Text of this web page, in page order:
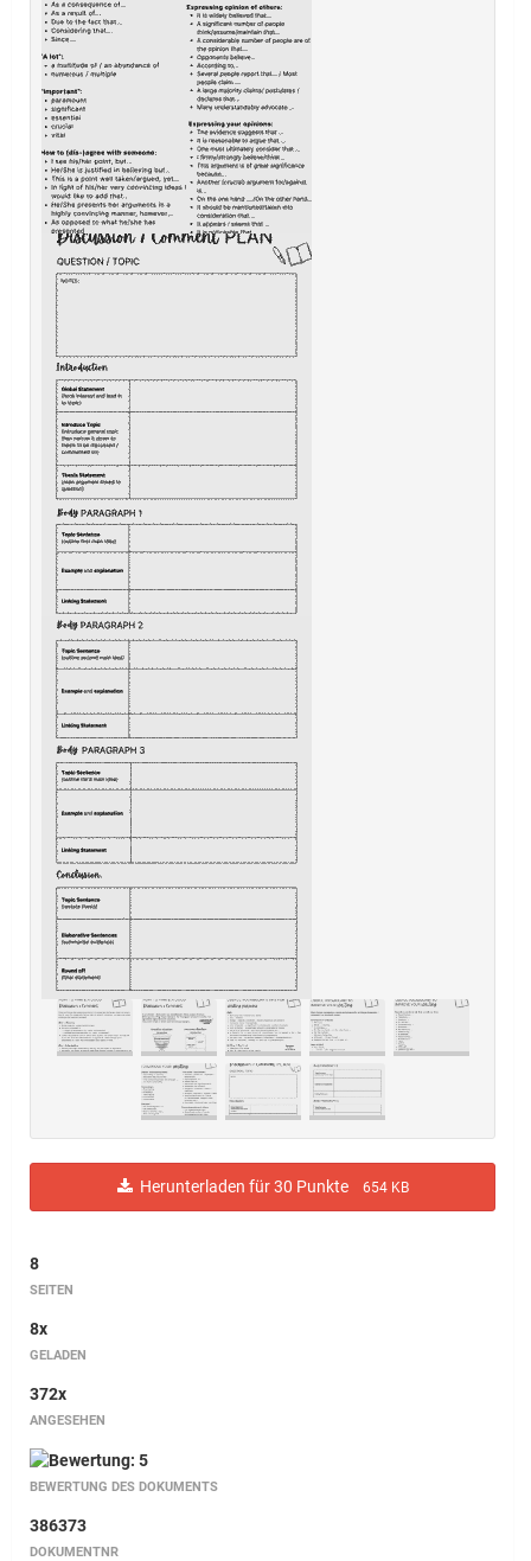
Herunterladen für 30 Punkte 654 KB
8
SEITEN
8x
GELADEN
372x
ANGESEHEN
BEWERTUNG DES DOKUMENTS
386373
DOKUMENTNR